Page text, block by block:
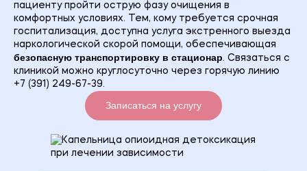
пациенту пройти острую фазу очищения в
комфортных условиях. Тем, кому требуется срочная
госпитализация, доступна услуга экстренного выезда
наркологической скорой помощи, обеспечивающая
безопасную транспортировку в стационар. Связаться с
клиникой можно круглосуточно через горячую линию
+7 (391) 249-67-39.
Записаться на услугу